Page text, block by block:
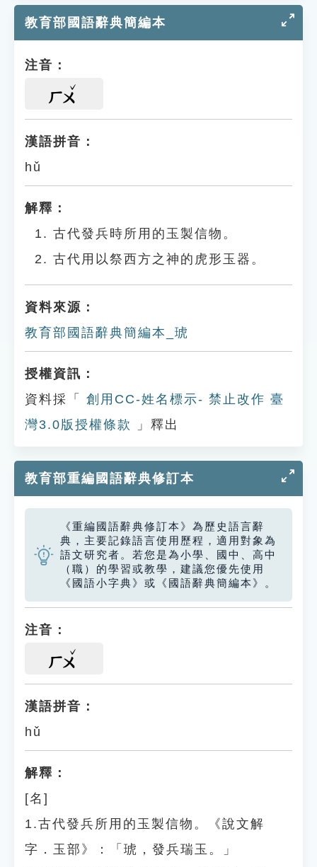
教育部國語辭典簡編本
注音：
ㄏㄨ
漢語拼音：
hǔ
解釋：
古代發兵時所用的玉製信物。
古代用以祭西方之神的虎形玉器。
資料來源：
教育部國語辭典簡編本_琥
授權資訊：
資料採「
創用CC-姓名標示- 禁止改作 臺
灣3.0版授權條款
」釋出
教育部重編國語辭典修訂本
《重編國語辭典修訂本》為歷史語言辭
典，主要記錄語言使用歷程，適用對象為
語文研究者。若您是為小學、國中、高中
（職）的學習或教學，建議您優先使用
《國語小字典》或《國語辭典簡編本》。
注音：
ㄏㄨ
漢語拼音：
hǔ
解釋：
[名]
1.古代發兵所用的玉製信物。《說文解
字．玉部》：「琥，發兵瑞玉。」